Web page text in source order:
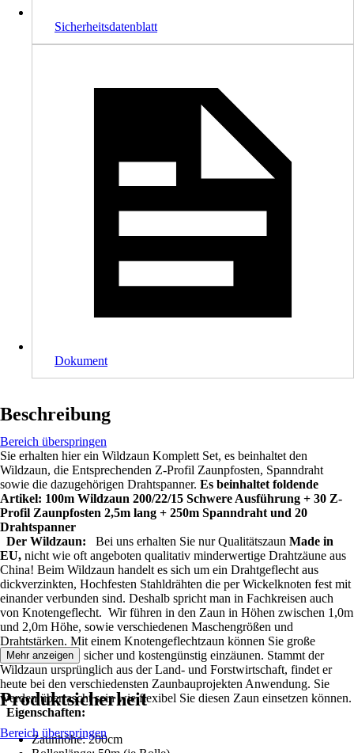
Sicherheitsdatenblatt
Dokument
Beschreibung
Bereich überspringen
Sie erhalten hier ein Wildzaun Komplett Set, es beinhaltet den
Wildzaun, die Entsprechenden Z-Profil Zaunpfosten, Spanndraht
sowie die dazugehörigen Drahtspanner. Es beinhaltet foldende
Artikel: 100m Wildzaun 200/22/15 Schwere Ausführung + 30 Z-
Profil Zaunpfosten 2,5m lang + 250m Spanndraht und 20
Drahtspanner
Der Wildzaun: Bei uns erhalten Sie nur Qualitätszaun Made in
EU, nicht wie oft angeboten qualitativ minderwertige Drahtzäune aus
China! Beim Wildzaun handelt es sich um ein Drahtgeflecht aus
dickverzinkten, Hochfesten Stahldrähten die per Wickelknoten fest mit
einander verbunden sind. Deshalb spricht man in Fachkreisen auch
von Knotengeflecht. Wir führen in den Zaun in Höhen zwischen 1,0m
und 2,0m Höhe, sowie verschiedenen Maschengrößen und
Drahtstärken. Mit einem Knotengeflechtzaun können Sie große
Flächen schnell, sicher und kostengünstig einzäunen. Stammt der
Wildzaun ursprünglich aus der Land- und Forstwirtschaft, findet er
heute bei den verschiedensten Zaunbauprojekten Anwendung. Sie
werden überrascht sein wie flexibel Sie diesen Zaun einsetzen können.
Eigenschaften:
Zaunhöhe: 200cm
Mehr anzeigen
Produktsicherheit
Bereich überspringen